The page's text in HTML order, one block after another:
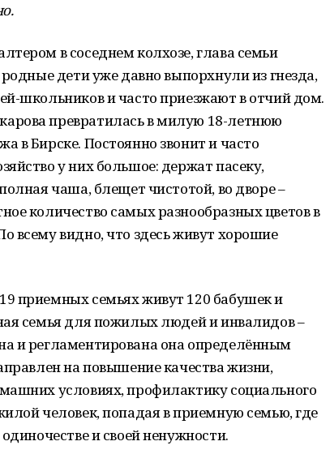
в соседнем колхозе, глава семьи
дети уже давно выпорхнули из гнезда,
школьников и часто приезжают в отчий дом.
превратилась в милую 18-летнюю
в Бирске. Постоянно звонит и часто
у них большое: держат пасеку,
чаша, блещет чистотой, во дворе –
количество самых разнообразных цветов в
всему видно, что здесь живут хорошие
приемных семьях живут 120 бабушек и
семья для пожилых людей и инвалидов –
и регламентирована она определённым
на повышение качества жизни,
условиях, профилактику социального
человек, попадая в приемную семью, где
и своей ненужности.